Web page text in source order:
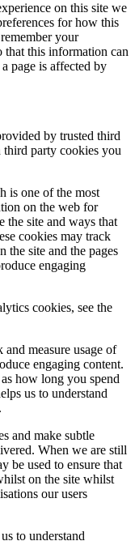
on this site we
for how this
your
that this information can
page is affected by
by trusted third
party cookies you
is one of the most
on the web for
the site and ways that
cookies may track
the site and the pages
engaging
cookies, see the
measure usage of
engaging content.
how long you spend
us to understand
and make subtle
When we are still
be used to ensure that
on the site whilst
our users
to understand